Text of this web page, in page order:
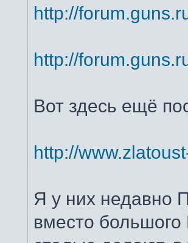
http://
http://
Вот здесь ещё
http://
Я у них недавно
вместо